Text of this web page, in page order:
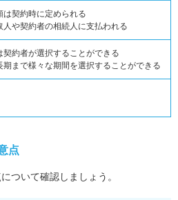
は契約時に定められる
人や契約者の相続人に支払われる
契約者が選択することができる
期まで様々な期間を選択することができる
点
ついて確認しましょう。